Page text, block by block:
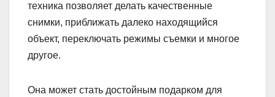
техника позволяет делать качественные
снимки, приближать далеко находящийся
объект, переключать режимы съемки и многое
другое.
Она может стать достойным подарком для